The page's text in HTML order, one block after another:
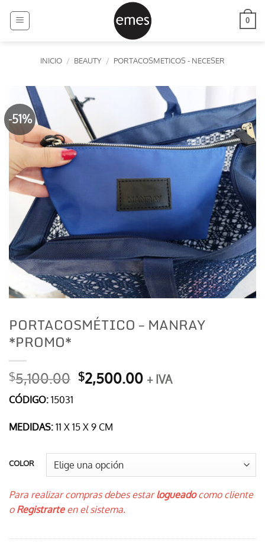
0
INICIO / BEAUTY / PORTACOSMETICOS - NECESER
-51%
PORTACOSMÉTICO – MANRAY
*PROMO*
$5,100.00 El
precio
era:
$5,100.00.
$2,500.00El+ IVA
CÓDIGO: 15031
MEDIDAS: 11 X 15 X 9 CM
COLOR
Para realizar compras debes estarlogueadocomo cliente
oRegistrarteen el sistema.